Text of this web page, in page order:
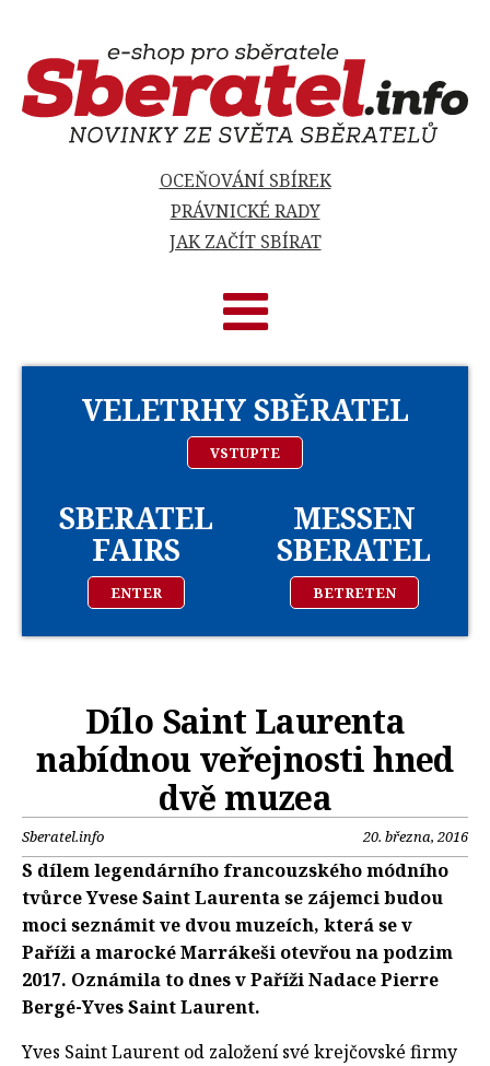
OCEŇOVÁNÍ SBÍREK
PRÁVNICKÉ RADY
JAK ZAČÍT SBÍRAT
VELETRHY SBĚRATEL
VSTUPTE
SBERATEL
FAIRS
ENTER
MESSEN
SBERATEL
BETRETEN
Dílo Saint Laurenta
nabídnou veřejnosti hned
dvě muzea
Sberatel.info 20. března, 2016
S dílem legendárního francouzského módního
tvůrce Yvese Saint Laurenta se zájemci budou
moci seznámit ve dvou muzeích, která se v
Paříži a marocké Marrákeši otevřou na podzim
2017. Oznámila to dnes v Paříži Nadace Pierre
Bergé-Yves Saint Laurent.
Yves Saint Laurent od založení své krejčovské firmy